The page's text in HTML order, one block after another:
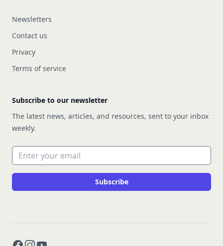
Newsletters
Contact us
Privacy
Terms of service
Subscribe to our newsletter
The latest news, articles, and resources, sent to your inbox
weekly.
Email address
Subscribe